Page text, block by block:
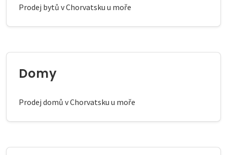
Prodej bytů v Chorvatsku u moře
Domy
Prodej domů v Chorvatsku u moře